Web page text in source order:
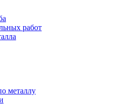
работ
металлу